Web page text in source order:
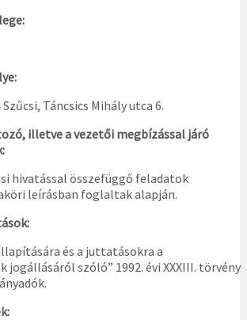
Táncsics Mihály utca 6.
illetve a vezetői megbízással járó
hivatással összefüggő feladatok
leírásban foglaltak alapján.
és a juttatásokra a
jogállásáról szóló” 1992. évi XXXIII. törvény